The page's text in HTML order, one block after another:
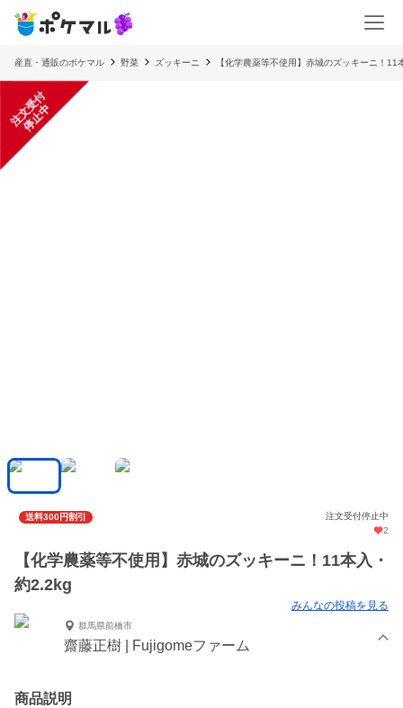
産直・通販のポケマル 野菜 ズッキーニ 【化学農薬等不使用】赤城のズッキーニ！11
注
文
受
付
停
止
中
送料300円割引
注文受付停止中
2
【化学農薬等不使用】赤城のズッキーニ！11本入・
約2.2kg
みんなの投稿を見る
群馬県前橋市
齋藤正樹 | Fujigomeファーム
商品説明